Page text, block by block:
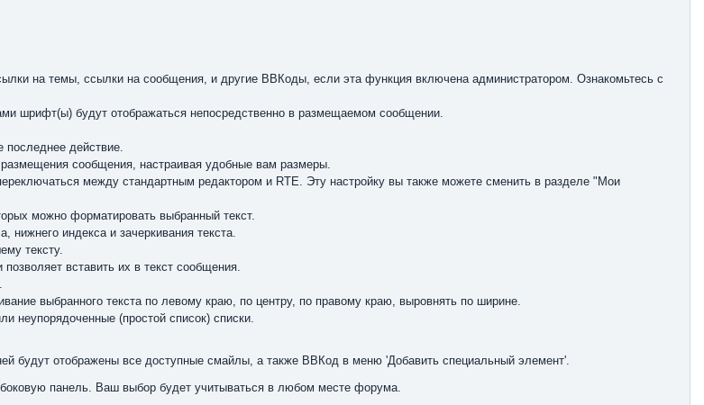
на темы, ссылки на сообщения, и другие ВВКоды, если эта функция включена администратором. Ознакомьтесь с
шрифт(ы) будут отображаться непосредственно в размещаемом сообщении.
последнее действие.
сообщения, настраивая удобные вам размеры.
между стандартным редактором и RTE. Эту настройку вы также можете сменить в разделе "Мои
можно форматировать выбранный текст.
нижнего индекса и зачеркивания текста.
тексту.
вставить их в текст сообщения.
выбранного текста по левому краю, по центру, по правому краю, выровнять по ширине.
неупорядоченные (простой список) списки.
будут отображены все доступные смайлы, а также ВВКод в меню 'Добавить специальный элемент'.
панель. Ваш выбор будет учитываться в любом месте форума.